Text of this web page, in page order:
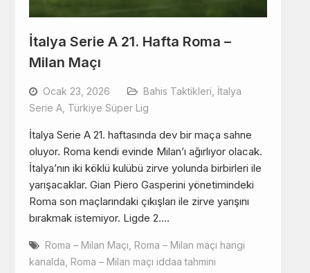
İtalya Serie A 21. Hafta Roma –
Milan Maçı
Ocak 23, 2026 Bahis Taktikleri İtalya
Serie A, Türkiye Süper Lig
İtalya Serie A 21. haftasında dev bir maça sahne
oluyor. Roma kendi evinde Milan’ı ağırlıyor olacak.
İtalya’nın iki köklü kulübü zirve yolunda birbirleri ile
yarışacaklar. Gian Piero Gasperini yönetimindeki
Roma son maçlarındaki çıkışları ile zirve yarışını
bırakmak istemiyor. Ligde 2.…
Roma – Milan Maçı Roma – Milan maçı hangi
kanalda Roma – Milan maçı iddaa tahmini